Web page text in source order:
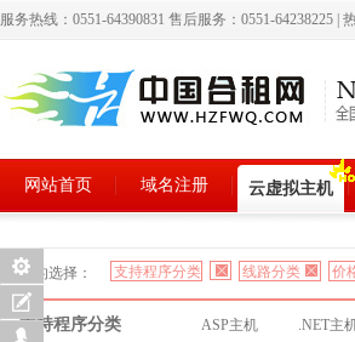
服务热线：0551-64390831 售后服务：0551-64238225
网站首页 域名注册 云虚拟主机
您的选择： 支持程序分类 线路分类 价
支持程序分类 ASP主机 .NET主